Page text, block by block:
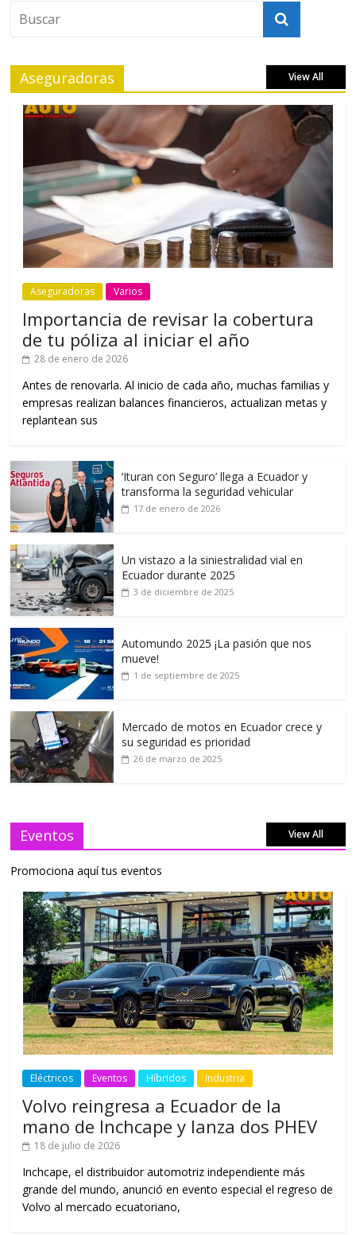
Aseguradoras View All
Aseguradoras Varios
Importancia de revisar la cobertura
de tu póliza al iniciar el año
28 de enero de 2026
Antes de renovarla. Al inicio de cada año, muchas familias y
empresas realizan balances financieros, actualizan metas y
replantean sus
‘Ituran con Seguro’ llega a Ecuador y
transforma la seguridad vehicular
17 de enero de 2026
Un vistazo a la siniestralidad vial en
Ecuador durante 2025
3 de diciembre de 2025
Automundo 2025 ¡La pasión que nos
mueve!
1 de septiembre de 2025
Mercado de motos en Ecuador crece y
su seguridad es prioridad
26 de marzo de 2025
Eventos View All
Promociona aquí tus eventos
Eléctricos Eventos Híbridos Industria
Volvo reingresa a Ecuador de la
mano de Inchcape y lanza dos PHEV
18 de julio de 2026
Inchcape, el distribuidor automotriz independiente más
grande del mundo, anunció en evento especial el regreso de
Volvo al mercado ecuatoriano,